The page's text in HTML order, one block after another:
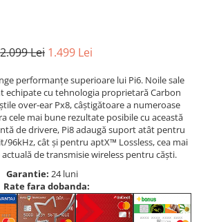
2.099 Lei 1.499 Lei
performanțe superioare lui Pi6. Noile sale
echipate cu tehnologia proprietară Carbon
over-ear Px8, câștigătoare a numeroase
cele mai bune rezultate posibile cu această
de drivere, Pi8 adaugă suport atât pentru
96kHz, cât și pentru aptX™ Lossless, cea mai
de transmisie wireless pentru căști.
Garantie: 24 luni
Rate fara dobanda: